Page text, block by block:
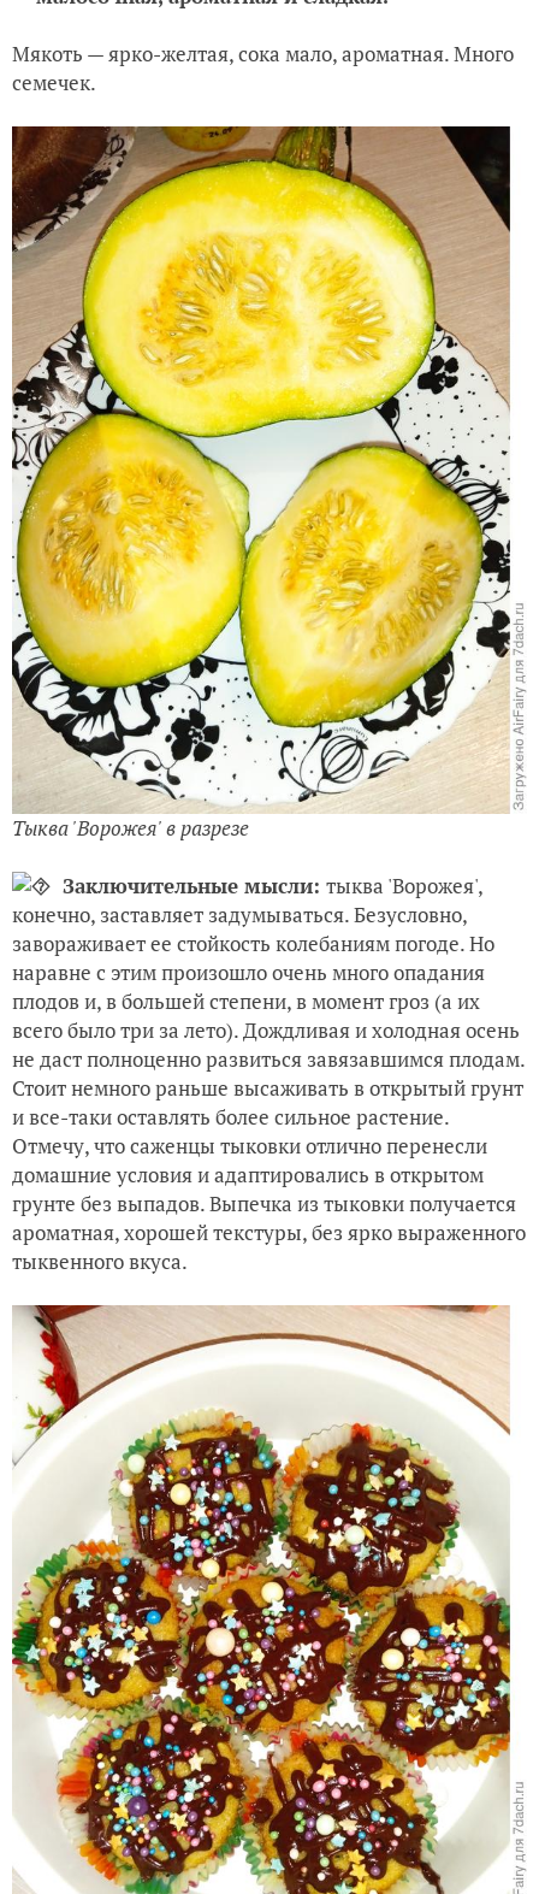
Мякоть — ярко-желтая, сока мало, ароматная. Много
семечек.
Тыква 'Ворожея' в разрезе
Заключительные мысли: тыква 'Ворожея',
конечно, заставляет задумываться. Безусловно,
завораживает ее стойкость колебаниям погоде. Но
наравне с этим произошло очень много опадания
плодов и, в большей степени, в момент гроз (а их
всего было три за лето). Дождливая и холодная осень
не даст полноценно развиться завязавшимся плодам.
Стоит немного раньше высаживать в открытый грунт
и все-таки оставлять более сильное растение.
Отмечу, что саженцы тыковки отлично перенесли
домашние условия и адаптировались в открытом
грунте без выпадов. Выпечка из тыковки получается
ароматная, хорошей текстуры, без ярко выраженного
тыквенного вкуса.